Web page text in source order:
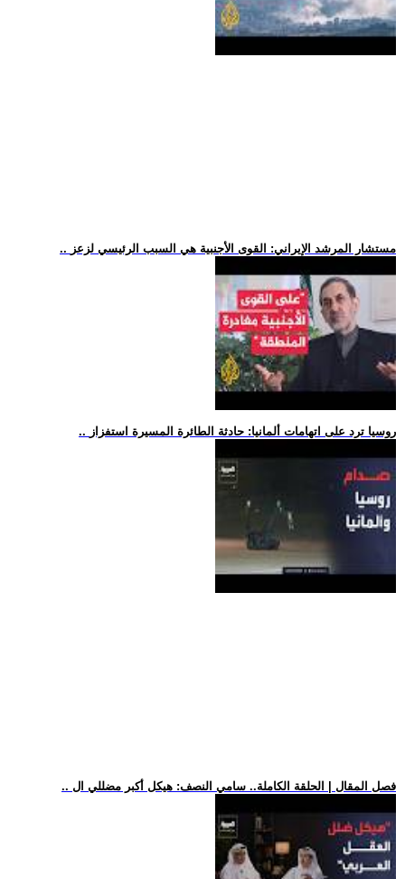
.. مستشار المرشد الإيراني: القوى الأجنبية هي السبب الرئيسي لزعز
.. روسيا ترد على اتهامات ألمانيا: حادثة الطائرة المسيرة استفزاز
.. فصل المقال | الحلقة الكاملة.. سامي النصف: هيكل أكبر مضللي ال